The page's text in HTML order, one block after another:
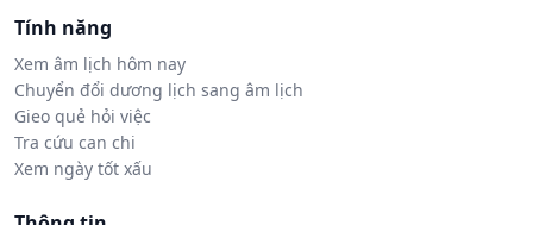
Tính năng
Xem âm lịch hôm nay
Chuyển đổi dương lịch sang âm lịch
Gieo quẻ hỏi việc
Tra cứu can chi
Xem ngày tốt xấu